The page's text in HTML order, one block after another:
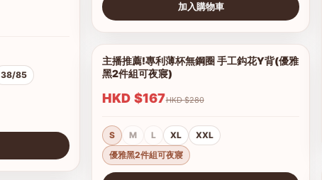
38/85
加入購物車
1/2
主播推薦!專利薄杯無鋼圈 手工鈎花Y背(優雅
黑2件組可夜寢)
HKD $167 HKD $280
S M L XL
XXL
優雅黑2件組可夜寢